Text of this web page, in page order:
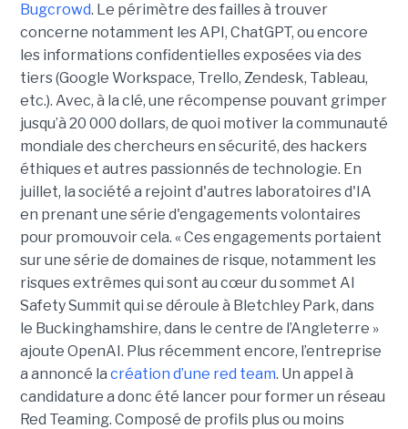
Bugcrowd. Le périmètre des failles à trouver
concerne notamment les API, ChatGPT, ou encore
les informations confidentielles exposées via des
tiers (Google Workspace, Trello, Zendesk, Tableau,
etc.). Avec, à la clé, une récompense pouvant grimper
jusqu’à 20 000 dollars, de quoi motiver la communauté
mondiale des chercheurs en sécurité, des hackers
éthiques et autres passionnés de technologie. En
juillet, la société a rejoint d'autres laboratoires d'IA
en prenant une série d'engagements volontaires
pour promouvoir cela. « Ces engagements portaient
sur une série de domaines de risque, notamment les
risques extrêmes qui sont au cœur du sommet AI
Safety Summit qui se déroule à Bletchley Park, dans
le Buckinghamshire, dans le centre de l’Angleterre »
ajoute OpenAI. Plus récemment encore, l’entreprise
a annoncé la création d’une red team. Un appel à
candidature a donc été lancer pour former un réseau
Red Teaming. Composé de profils plus ou moins